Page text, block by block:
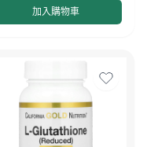
加入購物車